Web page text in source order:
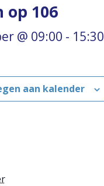
op 106
@ 09:00 - 15:30
aan kalender